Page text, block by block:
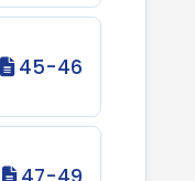
45-46